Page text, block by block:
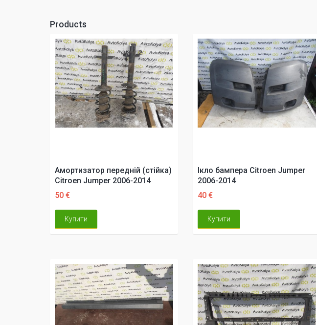
Products
Амортизатор передній (стійка)
Citroen Jumper 2006-2014
50 €
Купити
Ікло бампера Citroen Jumper
2006-2014
40 €
Купити